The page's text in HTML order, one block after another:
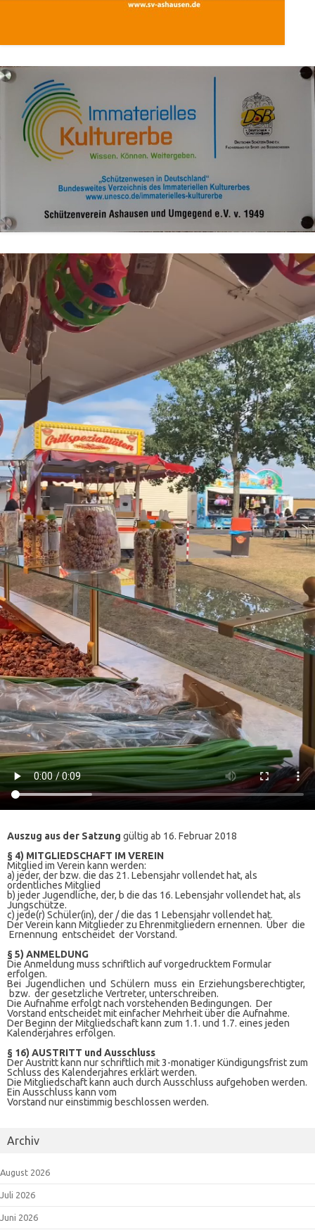
Auszug aus der Satzung gültig ab 16. Februar 2018
§ 4) MITGLIEDSCHAFT IM VEREIN
Mitglied im Verein kann werden:
a) jeder, der bzw. die das 21. Lebensjahr vollendet hat, als
ordentliches Mitglied
b) jeder Jugendliche, der, b die das 16. Lebensjahr vollendet hat, als
Jungschütze.
c) jede(r) Schüler(in), der / die das 1 Lebensjahr vollendet hat.
Der Verein kann Mitglieder zu Ehrenmitgliedern ernennen. Über die
Ernennung entscheidet der Vorstand.
§ 5) ANMELDUNG
Die Anmeldung muss schriftlich auf vorgedrucktem Formular
erfolgen.
Bei Jugendlichen und Schülern muss ein Erziehungsberechtigter,
bzw. der gesetzliche Vertreter, unterschreiben.
Die Aufnahme erfolgt nach vorstehenden Bedingungen. Der
Vorstand entscheidet mit einfacher Mehrheit über die Aufnahme.
Der Beginn der Mitgliedschaft kann zum 1.1. und 1.7. eines jeden
Kalenderjahres erfolgen.
§ 16) AUSTRITT und Ausschluss
Der Austritt kann nur schriftlich mit 3-monatiger Kündigungsfrist zum
Schluss des Kalenderjahres erklärt werden.
Die Mitgliedschaft kann auch durch Ausschluss aufgehoben werden.
Ein Ausschluss kann vom
Vorstand nur einstimmig beschlossen werden.
Archiv
August 2026
Juli 2026
Juni 2026